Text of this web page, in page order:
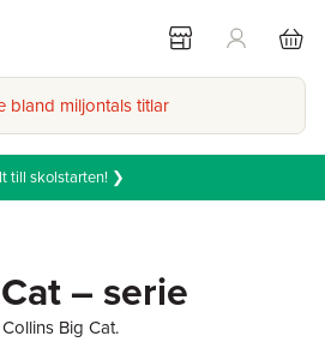
bland miljontals titlar
till skolstarten! ❯
– serie
Big Cat.